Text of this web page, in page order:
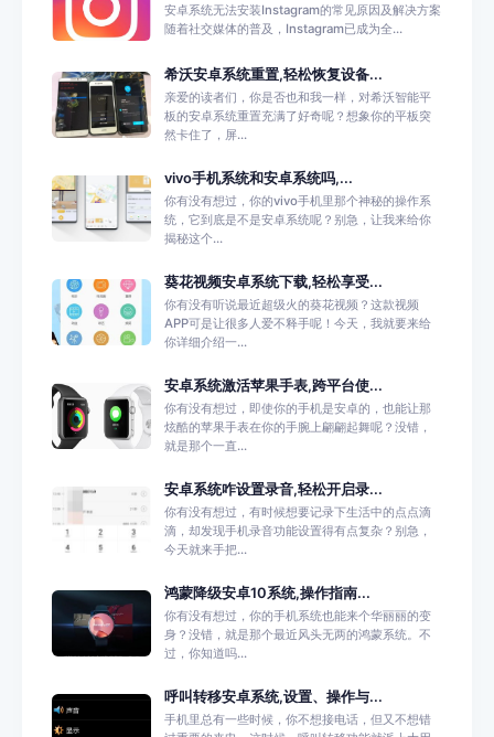
安卓系统无法安装Instagram的常见原因及解决方案
随着社交媒体的普及，Instagram已成为全...
希沃安卓系统重置,轻松恢复设备...
亲爱的读者们，你是否也和我一样，对希沃智能平
板的安卓系统重置充满了好奇呢？想象你的平板突
然卡住了，屏...
vivo手机系统和安卓系统吗,...
你有没有想过，你的vivo手机里那个神秘的操作系
统，它到底是不是安卓系统呢？别急，让我来给你
揭秘这个...
葵花视频安卓系统下载,轻松享受...
你有没有听说最近超级火的葵花视频？这款视频
APP可是让很多人爱不释手呢！今天，我就要来给
你详细介绍一...
安卓系统激活苹果手表,跨平台使...
你有没有想过，即使你的手机是安卓的，也能让那
炫酷的苹果手表在你的手腕上翩翩起舞呢？没错，
就是那个一直...
安卓系统咋设置录音,轻松开启录...
你有没有想过，有时候想要记录下生活中的点点滴
滴，却发现手机录音功能设置得有点复杂？别急，
今天就来手把...
鸿蒙降级安卓10系统,操作指南...
你有没有想过，你的手机系统也能来个华丽丽的变
身？没错，就是那个最近风头无两的鸿蒙系统。不
过，你知道吗...
呼叫转移安卓系统,设置、操作与...
手机里总有一些时候，你不想接电话，但又不想错